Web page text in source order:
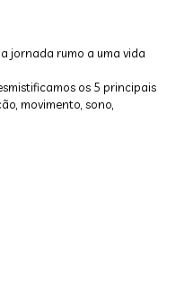
jornada rumo a uma vida
os 5 principais
movimento, sono,